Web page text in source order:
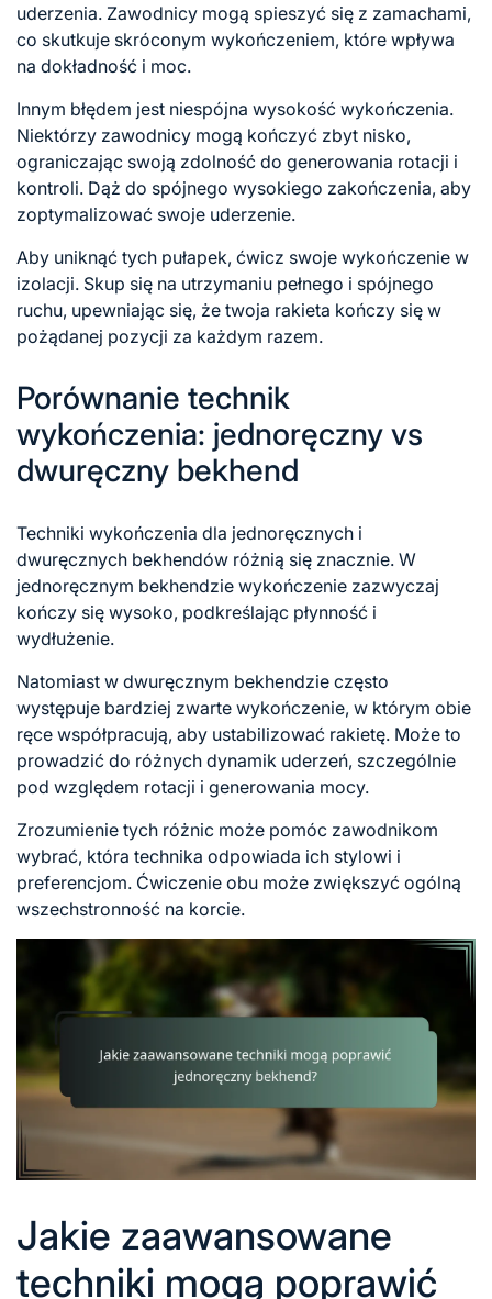
uderzenia. Zawodnicy mogą spieszyć się z zamachami,
co skutkuje skróconym wykończeniem, które wpływa
na dokładność i moc.
Innym błędem jest niespójna wysokość wykończenia.
Niektórzy zawodnicy mogą kończyć zbyt nisko,
ograniczając swoją zdolność do generowania rotacji i
kontroli. Dąż do spójnego wysokiego zakończenia, aby
zoptymalizować swoje uderzenie.
Aby uniknąć tych pułapek, ćwicz swoje wykończenie w
izolacji. Skup się na utrzymaniu pełnego i spójnego
ruchu, upewniając się, że twoja rakieta kończy się w
pożądanej pozycji za każdym razem.
Porównanie technik
wykończenia: jednoręczny vs
dwuręczny bekhend
Techniki wykończenia dla jednoręcznych i
dwuręcznych bekhendów różnią się znacznie. W
jednoręcznym bekhendzie wykończenie zazwyczaj
kończy się wysoko, podkreślając płynność i
wydłużenie.
Natomiast w dwuręcznym bekhendzie często
występuje bardziej zwarte wykończenie, w którym obie
ręce współpracują, aby ustabilizować rakietę. Może to
prowadzić do różnych dynamik uderzeń, szczególnie
pod względem rotacji i generowania mocy.
Zrozumienie tych różnic może pomóc zawodnikom
wybrać, która technika odpowiada ich stylowi i
preferencjom. Ćwiczenie obu może zwiększyć ogólną
wszechstronność na korcie.
Jakie zaawansowane
techniki mogą poprawić